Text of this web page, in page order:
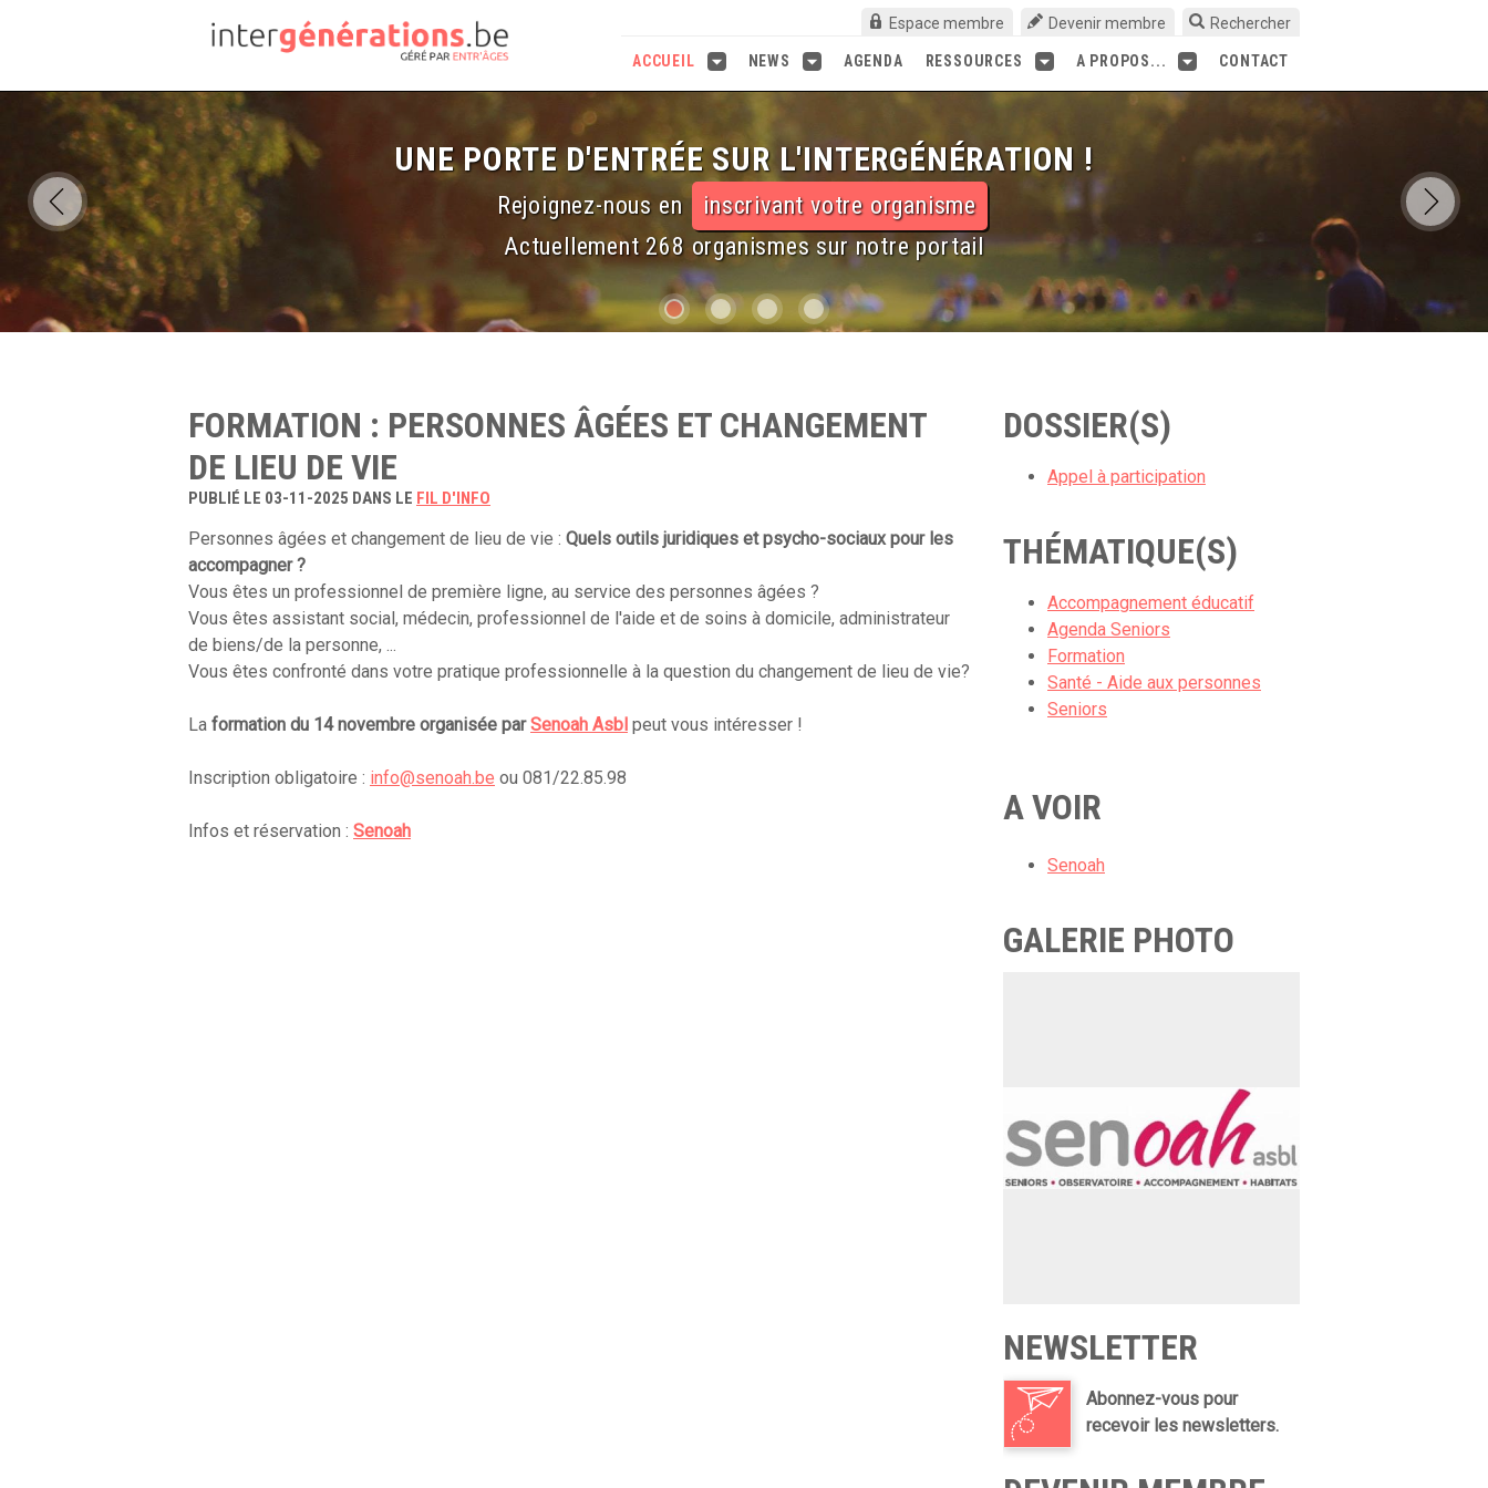
Espace membre Devenir membre Rechercher
CONTACT
A PROPOS...
RESSOURCES
AGENDA
NEWS
ACCUEIL
UNE PORTE D'ENTRÉE SUR L'INTERGÉNÉRATION !
Rejoignez-nous en inscrivant votre organisme
Actuellement 268 organismes sur notre portail
FORMATION : PERSONNES ÂGÉES ET CHANGEMENT
DE LIEU DE VIE
PUBLIÉ LE 03-11-2025 DANS LE FIL D'INFO
Personnes âgées et changement de lieu de vie : Quels outils juridiques et psycho-sociaux pour les
accompagner ?
Vous êtes un professionnel de première ligne, au service des personnes âgées ?
Vous êtes assistant social, médecin, professionnel de l'aide et de soins à domicile, administrateur
de biens/de la personne, ...
Vous êtes confronté dans votre pratique professionnelle à la question du changement de lieu de vie?
La formation du 14 novembre organisée parSenoah Asbl peut vous intéresser !
Inscription obligatoire : info@senoah.be ou 081/22.85.98
Infos et réservation : Senoah
DOSSIER(S)
Appel à participation
THÉMATIQUE(S)
Accompagnement éducatif
Agenda Seniors
Formation
Santé - Aide aux personnes
Seniors
A VOIR
Senoah
GALERIE PHOTO
NEWSLETTER
Abonnez-vous pour
recevoir les newsletters.